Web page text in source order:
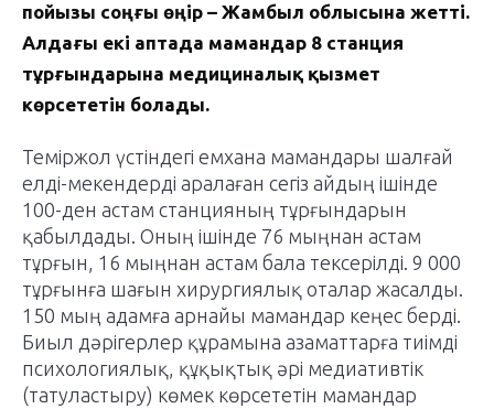
пойызы соңғы өңір – Жамбыл облысына жетті.
Алдағы екі аптада мамандар 8 станция
тұрғындарына медициналық қызмет
көрсететін болады.
Теміржол үстіндегі емхана мамандары шалғай
елді-мекендерді аралаған сегіз айдың ішінде
100-ден астам станцияның тұрғындарын
қабылдады. Оның ішінде 76 мыңнан астам
тұрғын, 16 мыңнан астам бала тексерілді. 9 000
тұрғынға шағын хирургиялық оталар жасалды.
150 мың адамға арнайы мамандар кеңес берді.
Биыл дәрігерлер құрамына азаматтарға тиімді
психологиялық, құқықтық әрі медиативтік
(татуластыру) көмек көрсететін мамандар